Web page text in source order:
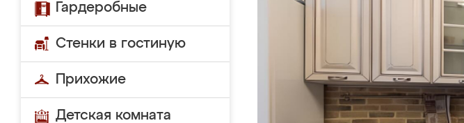
Гардеробные
Стенки в гостиную
Прихожие
Детская комната